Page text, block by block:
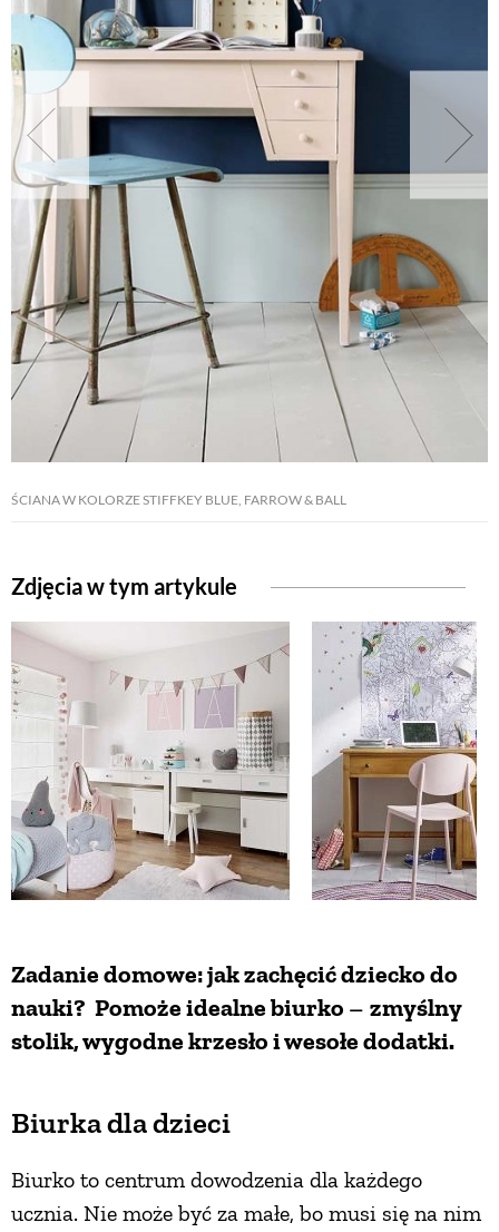
ŚCIANA W KOLORZE STIFFKEY BLUE, FARROW & BALL
Zdjęcia w tym artykule
Zadanie domowe: jak zachęcić dziecko do
nauki? Pomoże idealne biurko – zmyślny
stolik, wygodne krzesło i wesołe dodatki.
Biurka dla dzieci
Biurko to centrum dowodzenia dla każdego
ucznia. Nie może być za małe, bo musi się na nim
NATURALNIE
URODA
NATURALNA APTECZKA
DLA DOMU
EKO ŻYCIE
PRZYRODA
GRZYBY
KRAJOBRAZ
RĘKODZIEŁO
RZEMIOSŁO
ZWYCZAJE
ZRÓB TO SAM
PRZEPISY
ŚNIADANIA
PRZYSTAWKI